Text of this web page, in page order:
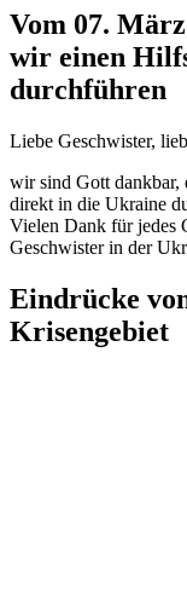
Vom 07.
wir einen
durchführen
Liebe Geschwister,
wir sind Gott dankbar,
direkt in die Ukraine
Vielen Dank für jedes
Geschwister in der
Eindrücke
Krisengebiet